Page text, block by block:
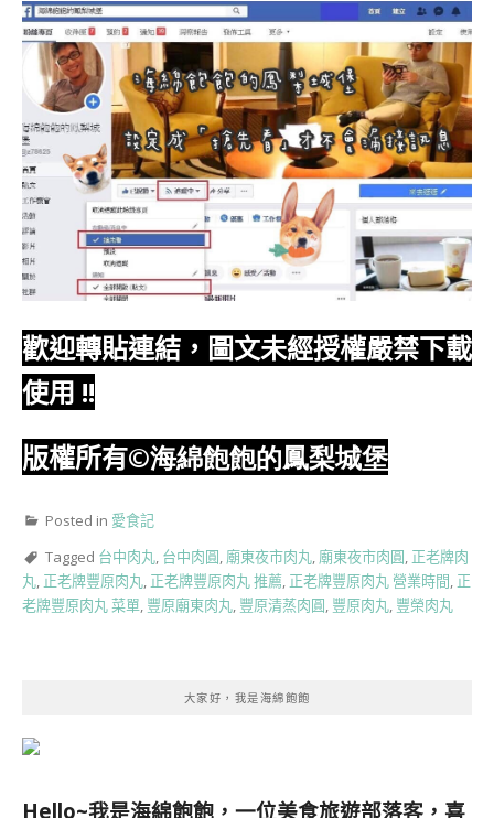
歡迎轉貼連結，圖文未經授權嚴禁下載
使用 !!
版權所有©海綿飽飽的鳳梨城堡
Posted in 愛食記
Tagged 台中肉丸, 台中肉圓, 廟東夜市肉丸, 廟東夜市肉圓, 正老牌肉
丸, 正老牌豐原肉丸, 正老牌豐原肉丸 推薦, 正老牌豐原肉丸 營業時間, 正
老牌豐原肉丸 菜單, 豐原廟東肉丸, 豐原清蒸肉圓, 豐原肉丸, 豐榮肉丸
大家好，我是海綿飽飽
Hello~我是海綿飽飽，一位美食旅遊部落客， 喜